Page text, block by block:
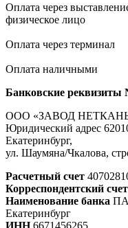
Оплата через
физическое лицо
Оплата через терминал
Оплата наличными
Банковские реквизиты
ООО «ЗАВОД
Юридический адрес
Екатеринбург,
ул. Шаумяна/Чкалова,
Расчетный счет
Корреспондентский счет
Наименование банка
Екатеринбург
ИНН6671456265